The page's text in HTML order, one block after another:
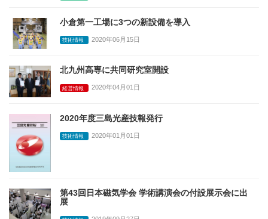
小倉第一工場に3つの新設備を導入
技術情報 2020年06月15日
北九州高専に共同研究室開設
経営情報 2020年04月01日
2020年度三島光産技報発行
技術情報 2020年01月01日
第43回日本磁気学会 学術講演会の付設展示会に出
展